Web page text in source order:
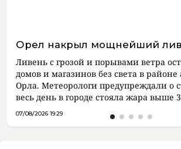
Орел накрыл мощнейший
Ливень с грозой и порывами ветра
домов и магазинов без света в районе
Орла. Метеорологи предупреждали о
весь день в городе стояла жара выше
07/08/2026 19:29